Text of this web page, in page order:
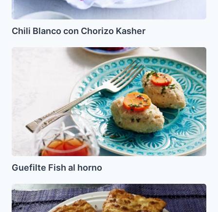
Chili Blanco con Chorizo Kasher
Guefilte Fish al horno
Empanadas
o